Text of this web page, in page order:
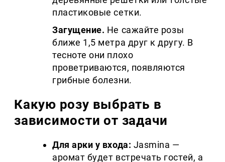
пластиковые сетки.
Загущение. Не сажайте розы
ближе 1,5 метра друг к другу. В
тесноте они плохо
проветриваются, появляются
грибные болезни.
Какую розу выбрать в
зависимости от задачи
Для арки у входа: Jasmina —
аромат будет встречать гостей, а